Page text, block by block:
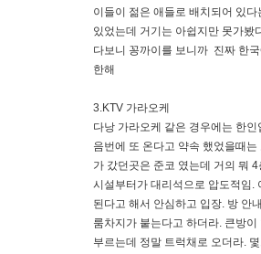
이들이 젊은 애들로 배치되어 있
있었는데 거기는 아쉽지만 못가
다보니 꽁까이를 보니까 진짜 한
한해
3.KTV 가라오케
다낭 가라오케 같은 경우에는 한
음번에 또 온다고 약속 했었을때
가 갔던곳은 준코 였는데 거의 뭐
시설부터가 대리석으로 압도적임.
된다고 해서 안심하고 입장. 방 안
룸차지가 붙는다고 하더라. 큰방
부르는데 정말 트럭채로 오더라.